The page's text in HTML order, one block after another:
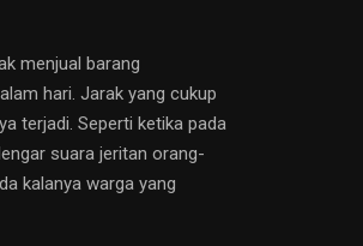
menjual barang
hari. Jarak yang cukup
terjadi. Seperti ketika pada
suara jeritan orang-
kalanya warga yang